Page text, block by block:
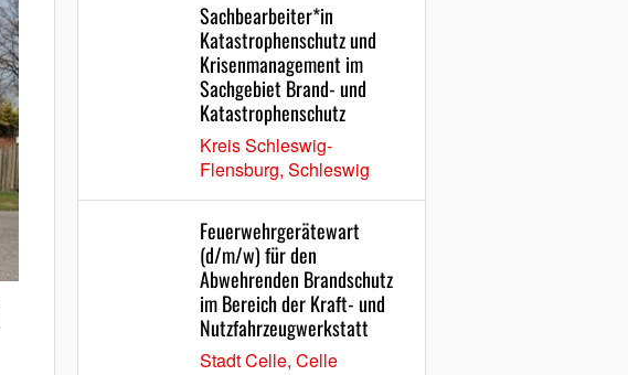
Sachbearbeiter*in
Katastrophenschutz und
Krisenmanagement im
Sachgebiet Brand- und
Katastrophenschutz
Kreis Schleswig-
Flensburg, Schleswig
Feuerwehrgerätewart
(d/m/w) für den
Abwehrenden Brandschutz
im Bereich der Kraft- und
Nutzfahrzeugwerkstatt
Stadt Celle, Celle